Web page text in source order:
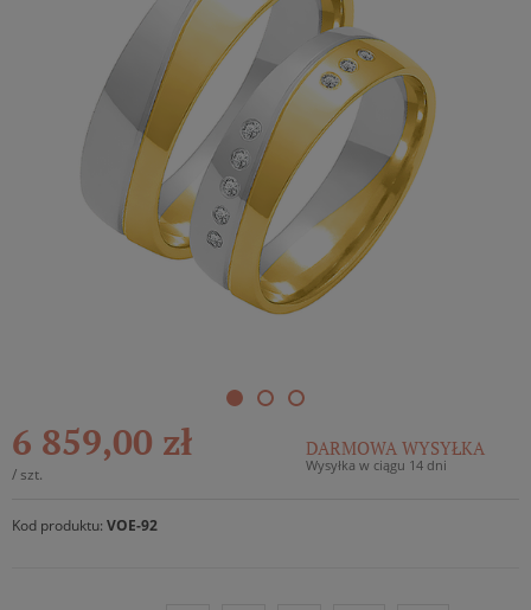
6 859,00 zł
/ szt.
DARMOWA WYSYŁKA
Wysyłka w ciągu 14 dni
Kod produktu: VOE-92